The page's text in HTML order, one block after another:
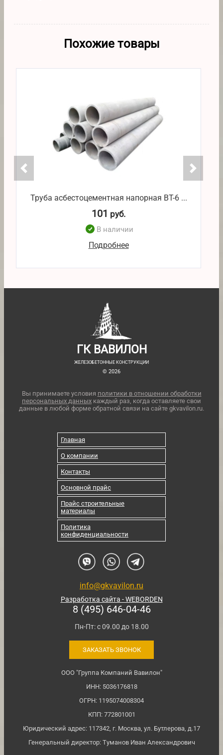
Похожие товары
Труба асбестоцементная напорная ВТ-6 ...
101 руб.
В наличии
Подробнее
ГК ВАВИЛОН
ЖЕЛЕЗОБЕТОННЫЕ КОНСТРУКЦИИ
© 2026
Вы принимаете условия политики в отношении обработки
персональных данных каждый раз, когда оставляете свои
данные в любой форме обратной связи на сайте gkvavilon.ru.
Главная
О компании
Контакты
Основной прайс
Прайс строительные
материалы
Политика
конфиденциальности
info@gkvavilon.ru
Разработка сайта - WEBORDEN
8 (495) 646-04-46
Пн-Пт: с 09.00 до 18.00
ЗАКАЗАТЬ ЗВОНОК
ООО "Группа Компаний Вавилон"
ИНН: 5036176818
ОГРН: 1195074008304
КПП: 772801001
Юридический адрес: 117342, г. Москва, ул. Бутлерова, д.17
Генеральный директор: Туманов Иван Александрович